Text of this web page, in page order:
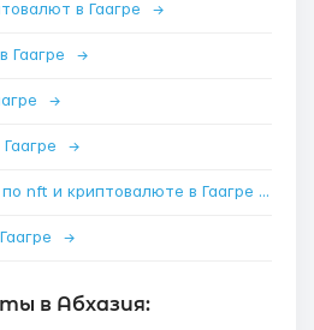
в Гаагре →
Гаагре →
→
→
Работа Специалистом по nft и криптовалюте в Гаагре→
→
в Абхазия: